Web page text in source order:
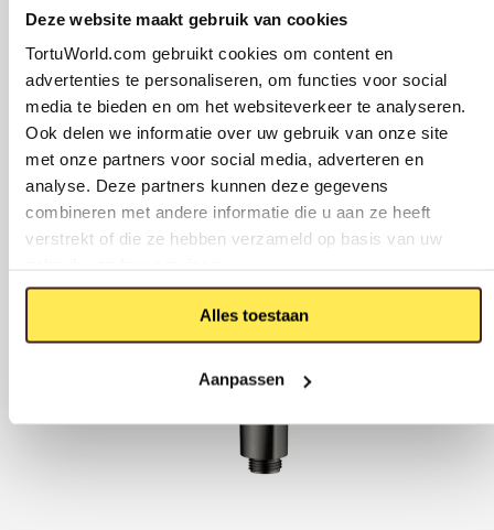
Deze website maakt gebruik van cookies
TortuWorld.com gebruikt cookies om content en
advertenties te personaliseren, om functies voor social
media te bieden en om het websiteverkeer te analyseren.
Ook delen we informatie over uw gebruik van onze site
met onze partners voor social media, adverteren en
analyse. Deze partners kunnen deze gegevens
combineren met andere informatie die u aan ze heeft
verstrekt of die ze hebben verzameld op basis van uw
Alles toestaan
Aanpassen
VERDER WINKELEN